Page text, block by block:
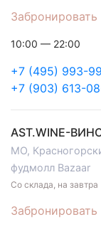
Забронировать
+7 (495) 993-
+7 (903) 613-
10:00 — 22:00
AST.WINE-
МО,
фудмолл Bazaar
Забронировать
Со склада, на завтра